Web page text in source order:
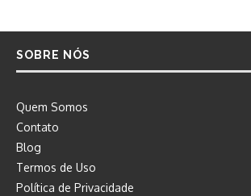
SOBRE NÓS
Quem Somos
Contato
Blog
Termos de Uso
Política de Privacidade